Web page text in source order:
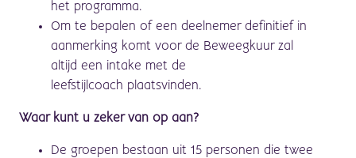
het programma.
Om te bepalen of een deelnemer definitief in
aanmerking komt voor de Beweegkuur zal
altijd een intake met de
leefstijlcoach plaatsvinden.
Waar kunt u zeker van op aan?
De groepen bestaan uit 15 personen die twee